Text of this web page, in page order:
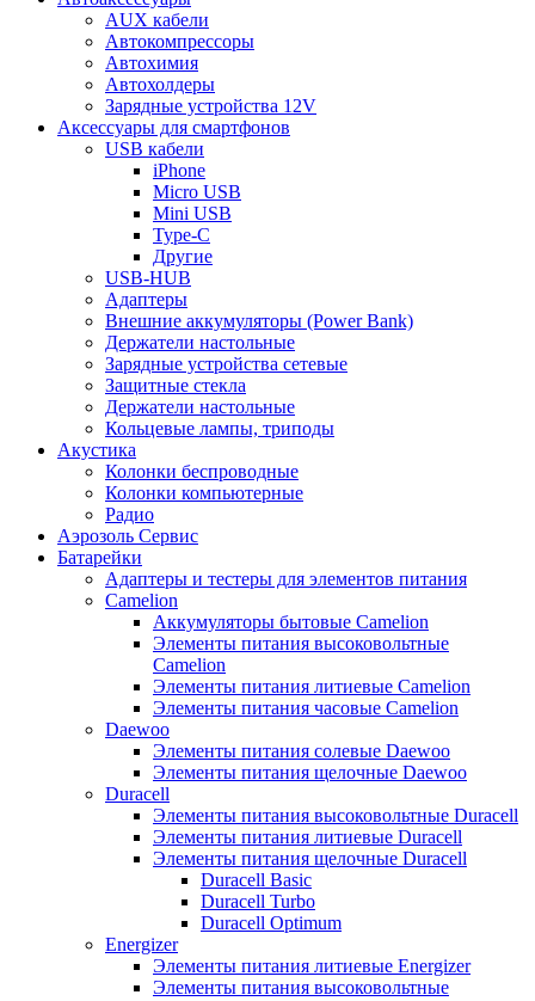
AUX кабели
Автокомпрессоры
Автохимия
Автохолдеры
Зарядные устройства 12V
Аксессуары для смартфонов
USB кабели
iPhone
Micro USB
Mini USB
Type-C
Другие
USB-HUB
Адаптеры
Внешние аккумуляторы (Power Bank)
Держатели настольные
Зарядные устройства сетевые
Защитные стекла
Держатели настольные
Кольцевые лампы, триподы
Акустика
Колонки беспроводные
Колонки компьютерные
Радио
Аэрозоль Сервис
Батарейки
Aдаптеры и тестеры для элементов питания
Camelion
Аккумуляторы бытовые Camelion
Элементы питания высоковольтные
Camelion
Элементы питания литиевые Camelion
Элементы питания часовые Camelion
Daewoo
Элементы питания солевые Daewoo
Элементы питания щелочные Daewoo
Duracell
Элементы питания высоковольтные Duracell
Элементы питания литиевые Duracell
Элементы питания щелочные Duracell
Duracell Basic
Duracell Turbo
Duracell Optimum
Energizer
Элементы питания литиевые Energizer
Элементы питания высоковольтные